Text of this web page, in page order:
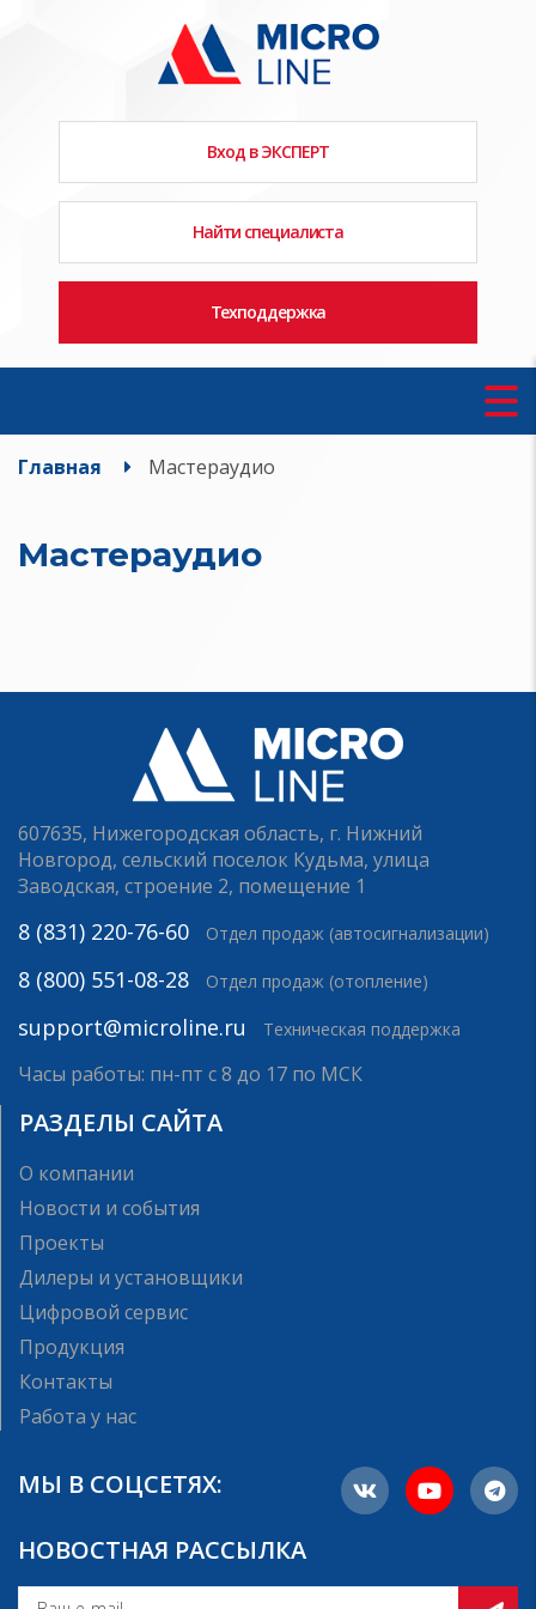
Вход в ЭКСПЕРТ
Найти специалиста
Техподдержка
Главная Мастераудио
Мастераудио
607635, Нижегородская область, г. Нижний
Новгород, сельский поселок Кудьма, улица
Заводская, строение 2, помещение 1
8 (831) 220-76-60 Отдел продаж (автосигнализации)
8 (800) 551-08-28 Отдел продаж (отопление)
support@microline.ru Техническая поддержка
Часы работы: пн-пт с 8 до 17 по МСК
РАЗДЕЛЫ САЙТА
О компании
Новости и события
Проекты
Дилеры и установщики
Цифровой сервис
Продукция
Контакты
Работа у нас
МЫ В СОЦСЕТЯХ:
НОВОСТНАЯ РАССЫЛКА